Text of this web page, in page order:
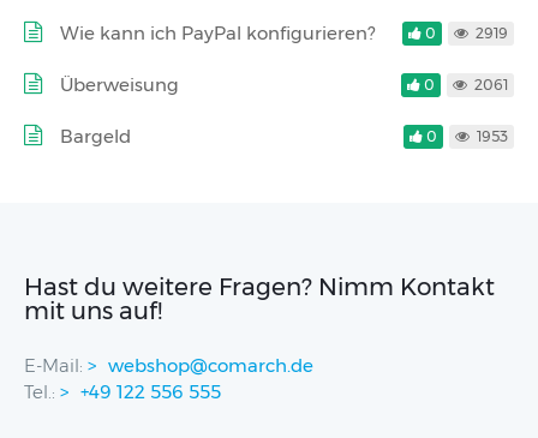
Wie kann ich PayPal konfigurieren? 0 2919
Überweisung 0 2061
Bargeld 0 1953
Hast du weitere Fragen? Nimm Kontakt
mit uns auf!
E-Mail:
webshop@comarch.de
Tel.:
+49 122 556 555